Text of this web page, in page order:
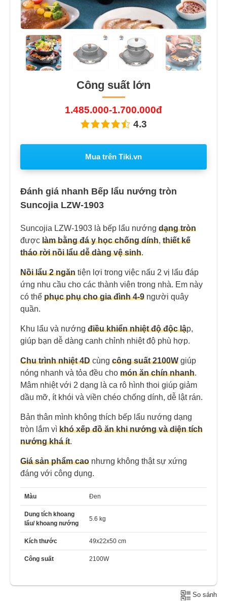
Next
Công suất lớn
1.485.000-1.700.000đ
4.3
Mua trên Tiki.vn
Đánh giá nhanh Bếp lẩu nướng tròn
Suncojia LZW-1903
Suncojia LZW-1903 là bếp lẩu nướng dạng tròn
được làm bằng đá y học chống dính, thiết kế
tháo rời nồi lẩu dễ dàng vệ sinh.
Nồi lẩu 2 ngăn tiện lợi trong việc nấu 2 vị lẩu đáp
ứng nhu cầu cho các thành viên trong nhà. Em này
có thể phục phụ cho gia đình 4-9 người quây
quần.
Khu lẩu và nướng điều khiển nhiệt độ độc lập,
giúp bạn dễ dàng canh chỉnh nhiệt độ phù hợp.
Chu trình nhiệt 4D cùng công suất 2100W giúp
nóng nhanh và tỏa đều cho món ăn chín nhanh.
Mâm nhiệt với 2 dạng là ca rô hình thoi giúp giảm
dầu mỡ, ít khói và viền chéo chống dính, dễ lật rán.
Bản thân mình không thích bếp lẩu nướng dạng
tròn lắm vì khó xếp đồ ăn khi nướng và diện tích
nướng khá ít.
Giá sản phẩm cao nhưng không thật sự xứng
đáng với công dụng.
Màu Đen
Dung tích khoang
lẩu/ khoang nướng
5.6 kg
Kích thước 49x22x50 cm
Công suất 2100W
So sánh